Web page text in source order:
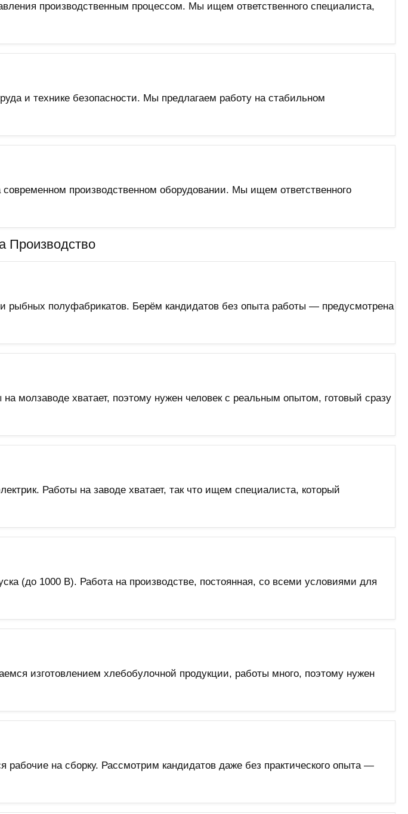
производственным процессом. Мы ищем ответственного специалиста,
и технике безопасности. Мы предлагаем работу на стабильном
производственном оборудовании. Мы ищем ответственного
Производство
рыбных полуфабрикатов. Берём кандидатов без опыта работы — предусмотрена
молзаводе хватает, поэтому нужен человек с реальным опытом, готовый сразу
Работы на заводе хватает, так что ищем специалиста, который
(до 1000 В). Работа на производстве, постоянная, со всеми условиями для
изготовлением хлебобулочной продукции, работы много, поэтому нужен
на сборку. Рассмотрим кандидатов даже без практического опыта —